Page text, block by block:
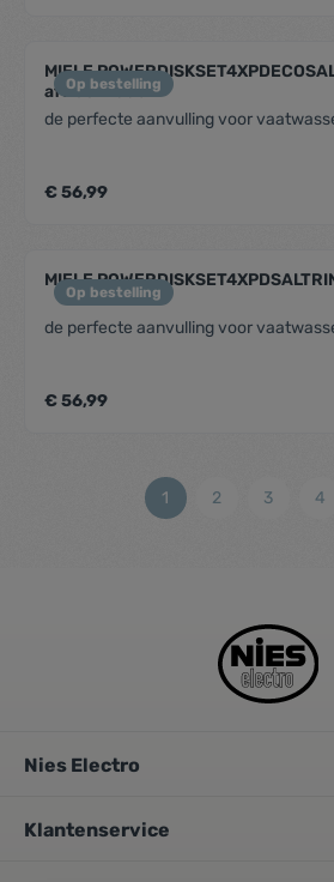
Op bestelling
MIELE
afwasmiddel
de perfecte aanvulling voor
€ 56,99
Op bestelling
MIELE
de perfecte aanvulling voor
€ 56,99
1 2 3 4
Nies Electro
Klantenservice